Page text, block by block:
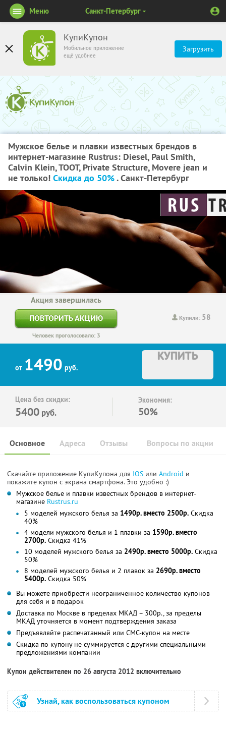
КупиКупон
Мобильное приложение
ещё удобнее
Загрузить
Меню Санкт-Петербург
Мужское белье и плавки известных брендов в
интернет-магазине Rustrus: Diesel, Paul Smith,
Calvin Klein, TOOT, Private Structure, Movere jean и
не только! Скидка до 50%. Санкт-Петербург
Купили: 58
Акция завершилась
ПОВТОРИТЬ АКЦИЮ
Человек проголосовало: 3
от 1490 руб.
КУПИТЬ
Цена без скидки:
5400 руб.
Экономия:
50%
Основное Отзывы Вопросы по акции
Адреса
Скачайте приложение КупиКупона для IOS или Android и
покажите купон с экрана смартфона. Это удобно :)
Мужское белье и плавки известных брендов в интернет-
магазине Rustrus.ru
5 моделей мужского белья за 1490р. вместо 2500р. Скидка
40%
4 модели мужского белья и 1 плавки за 1590р. вместо
2700р. Скидка 41%
10 моделей мужского белья за 2490р. вместо 5000р. Скидка
50%
8 моделей мужского белья и 2 плавок за 2690р. вместо
5400р. Скидка 50%
Вы можете приобрести неограниченное количество купонов
для себя и в подарок
Доставка по Москве в пределах МКАД – 300р., за пределы
МКАД уточняется в момент подтверждения заказа
Предъявляйте распечатанный или СМС-купон на месте
Скидка по купону не суммируется с другими специальными
предложениями компании
Купон действителен по 26 августа 2012 включительно
Узнай, как воспользоваться купоном